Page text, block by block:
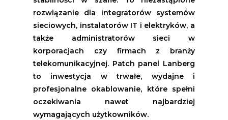
rozwiązanie dla integratorów systemów
sieciowych, instalatorów IT i elektryków, a
także administratorów sieci w
korporacjach czy firmach z branży
telekomunikacyjnej. Patch panel Lanberg
to inwestycja w trwałe, wydajne i
profesjonalne okablowanie, które spełni
oczekiwania nawet najbardziej
wymagających użytkowników.